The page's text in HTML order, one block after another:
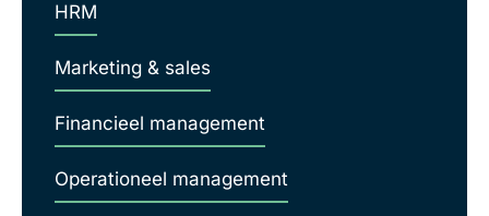
HRM
Marketing & sales
Financieel management
Operationeel management